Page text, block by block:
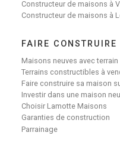
Constructeur de maisons à
Constructeur de maisons à
FAIRE
Maisons neuves avec terrain
Terrains constructibles à
Faire construire sa maison
Investir dans une maison
Choisir Lamotte Maisons
Garanties de construction
Parrainage